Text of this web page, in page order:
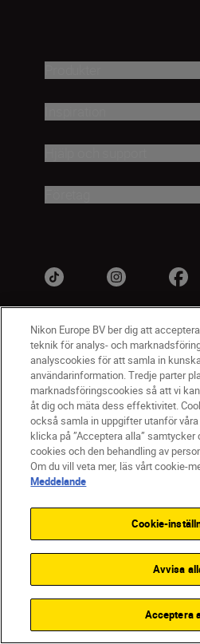
SV Nikon Sites
Kontakta oss
Policydokument om
Användningsvillkor
Användarvillkor för Nikon Store
Cookie-meddelande
Cookieinställningar
Nikon Europe BV ber dig att
teknik för analys- och
analyscookies för att samla in
användarinformation. Tredje parter
marknadsföringscookies så att vi
åt dig och mäta dess effektivitet.
också samla in uppgifter utanför
klicka på ”Acceptera alla” samtycker
cookies och den behandling av
Om du vill veta mer, läs vårt cookie-
Meddelande
Cookie-
Avvisa
Acceptera